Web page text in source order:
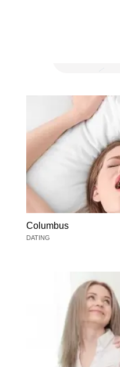
Columbus
DATING